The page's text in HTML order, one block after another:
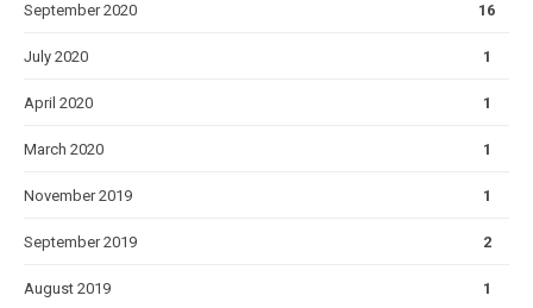
September 2020 16
July 2020 1
April 2020 1
March 2020 1
November 2019 1
September 2019 2
August 2019 1